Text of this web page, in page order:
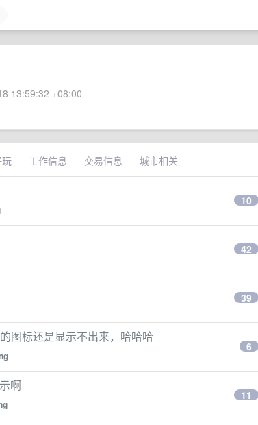
13:59:32 +08:00
工作信息 交易信息 城市相关
10
42
39
图标还是显示不出来，哈哈哈
6
啊
11